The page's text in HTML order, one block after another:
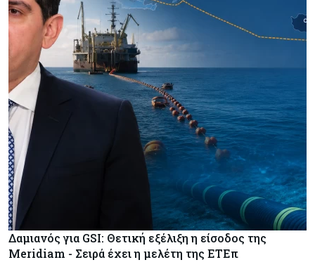
Δαμιανός για GSI: Θετική εξέλιξη η είσοδος της
Meridiam - Σειρά έχει η μελέτη της ΕΤΕπ